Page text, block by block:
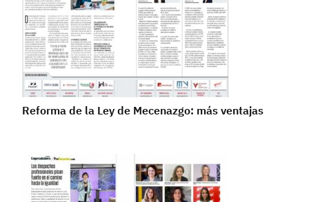
Reforma de la Ley de Mecenazgo: más ventajas